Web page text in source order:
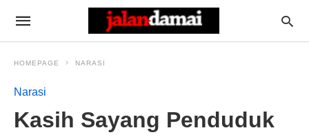
HOMEPAGE NARASI
Narasi
Kasih Sayang Penduduk